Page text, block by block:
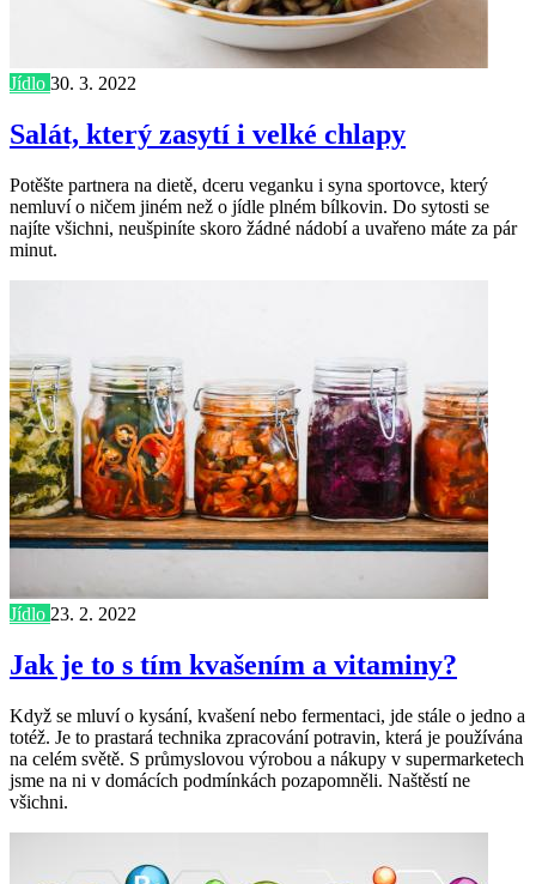
Jídlo 30. 3. 2022
Salát, který zasytí i velké chlapy
Potěšte partnera na dietě, dceru veganku i syna sportovce, který
nemluví o ničem jiném než o jídle plném bílkovin. Do sytosti se
najíte všichni, neušpiníte skoro žádné nádobí a uvařeno máte za pár
minut.
Jídlo 23. 2. 2022
Jak je to s tím kvašením a vitaminy?
Když se mluví o kysání, kvašení nebo fermentaci, jde stále o jedno a
totéž. Je to prastará technika zpracování potravin, která je používána
na celém světě. S průmyslovou výrobou a nákupy v supermarketech
jsme na ni v domácích podmínkách pozapomněli. Naštěstí ne
všichni.